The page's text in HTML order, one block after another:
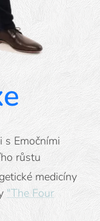
s Emočními
růstu
medicíny
"The Four